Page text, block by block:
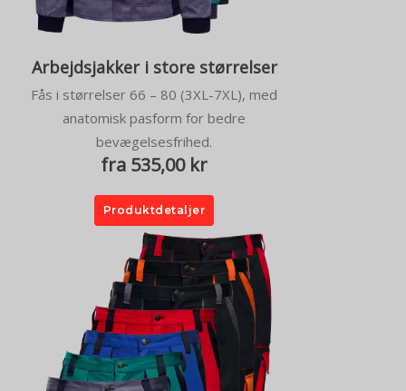
Arbejdsjakker i store størrelser
Fås i størrelser 66 – 80 (3XL-7XL), med
anatomisk pasform for bedre
bevægelsesfrihed.
fra 535,00 kr
Produktdetaljer